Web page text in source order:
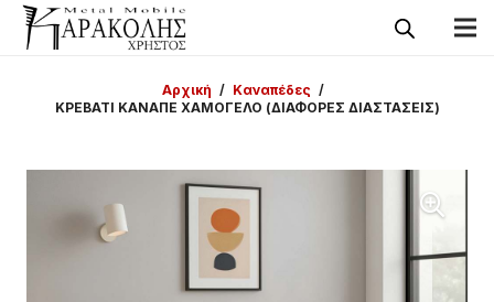
Αρχική / Καναπέδες /
ΚΡΕΒΑΤΙ ΚΑΝΑΠΕ ΧΑΜΟΓΕΛΟ (ΔΙΑΦΟΡΕΣ ΔΙΑΣΤΑΣΕΙΣ)